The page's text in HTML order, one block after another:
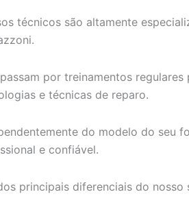
técnicos são altamente
por treinamentos
e técnicas de reparo.
do modelo do seu
e confiável.
principais diferenciais do